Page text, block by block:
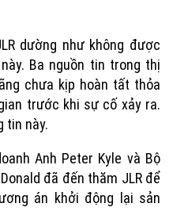
dường như không được
Ba nguồn tin trong thị
chưa kịp hoàn tất thỏa
trước khi sự cố xảy ra.
tin này.
Anh Peter Kyle và Bộ
đã đến thăm JLR để
án khởi động lại sản